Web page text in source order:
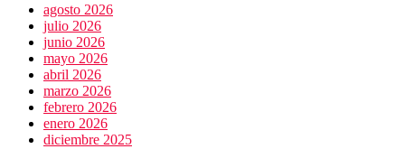
agosto 2026
julio 2026
junio 2026
mayo 2026
abril 2026
marzo 2026
febrero 2026
enero 2026
diciembre 2025